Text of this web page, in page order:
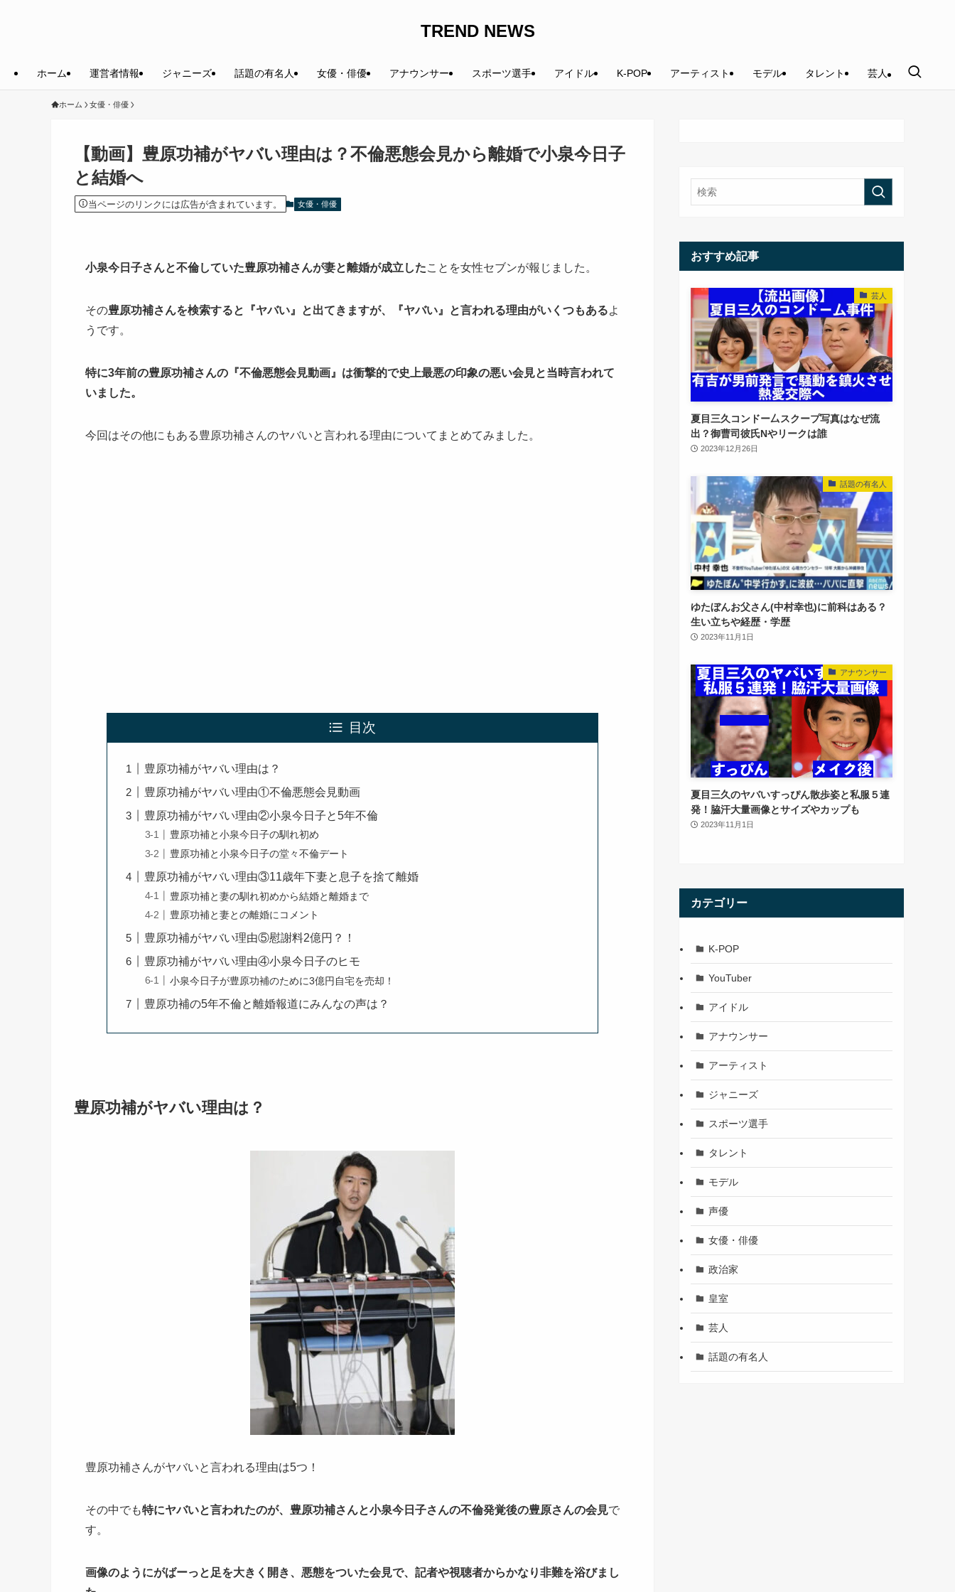
TREND NEWS
ホーム 運営者情報 ジャニーズ 話題の有名人 女優・俳優 アナウンサー スポーツ選手 アイドル K-POP アーティスト モデル タレント 芸人
ホーム 女優・俳優
【動画】豊原功補がヤバい理由は？不倫悪態会見から離婚で小泉今日子
と結婚へ
当ページのリンクには広告が含まれています。 女優・俳優
小泉今日子さんと不倫していた豊原功補さんが妻と離婚が成立したことを女性セブンが報じました。
その豊原功補さんを検索すると『ヤバい』と出てきますが、『ヤバい』と言われる理由がいくつもあるよ
うです。
特に3年前の豊原功補さんの『不倫悪態会見動画』は衝撃的で史上最悪の印象の悪い会見と当時言われて
いました。
今回はその他にもある豊原功補さんのヤバいと言われる理由についてまとめてみました。
目次
豊原功補がヤバい理由は？
豊原功補がヤバい理由①不倫悪態会見動画
豊原功補がヤバい理由②小泉今日子と5年不倫
豊原功補と小泉今日子の馴れ初め
豊原功補と小泉今日子の堂々不倫デート
豊原功補がヤバい理由③11歳年下妻と息子を捨て離婚
豊原功補と妻の馴れ初めから結婚と離婚まで
豊原功補と妻との離婚にコメント
豊原功補がヤバい理由⑤慰謝料2億円？！
豊原功補がヤバい理由④小泉今日子のヒモ
小泉今日子が豊原功補のために3億円自宅を売却！
豊原功補の5年不倫と離婚報道にみんなの声は？
豊原功補がヤバい理由は？
豊原功補さんがヤバいと言われる理由は5つ！
その中でも特にヤバいと言われたのが、豊原功補さんと小泉今日子さんの不倫発覚後の豊原さんの会見で
す。
画像のようにがばーっと足を大きく開き、悪態をついた会見で、記者や視聴者からかなり非難を浴びまし
おすすめ記事
芸人
夏目三久コンドー厶スクープ写真はなぜ流
出？御曹司彼氏Nやリークは誰
2023年12月26日
話題の有名人
ゆたぼんお父さん(中村幸也)に前科はある？
生い立ちや経歴・学歴
2023年11月1日
アナウンサー
夏目三久のヤバいすっぴん散歩姿と私服５連
発！脇汗大量画像とサイズやカップも
2023年11月1日
カテゴリー
K-POP
YouTuber
アイドル
アナウンサー
アーティスト
ジャニーズ
スポーツ選手
タレント
モデル
声優
女優・俳優
政治家
皇室
芸人
話題の有名人